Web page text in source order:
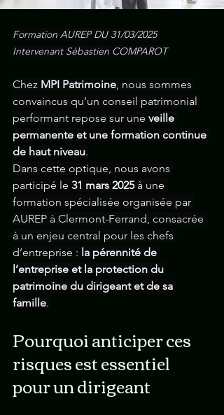
Formation AUREP DU 31/03/2025
Intervenant Sébastien COMPAROT
Chez MPI Patrimoine, nous sommes
convaincus qu’un conseil patrimonial
performant repose sur une veille
permanente et une formation continue
de haut niveau.
Dans cette optique, nous avons
participé le 31 mars 2025 à une
formation spécialisée organisée par
AUREP à Clermont-Ferrand, consacrée
à un enjeu central pour les chefs
d’entreprise : la pérennité de
l’entreprise et la protection du
patrimoine du dirigeant et de sa
famille.
Pourquoi anticiper ces
risques est essentiel
pour un dirigeant